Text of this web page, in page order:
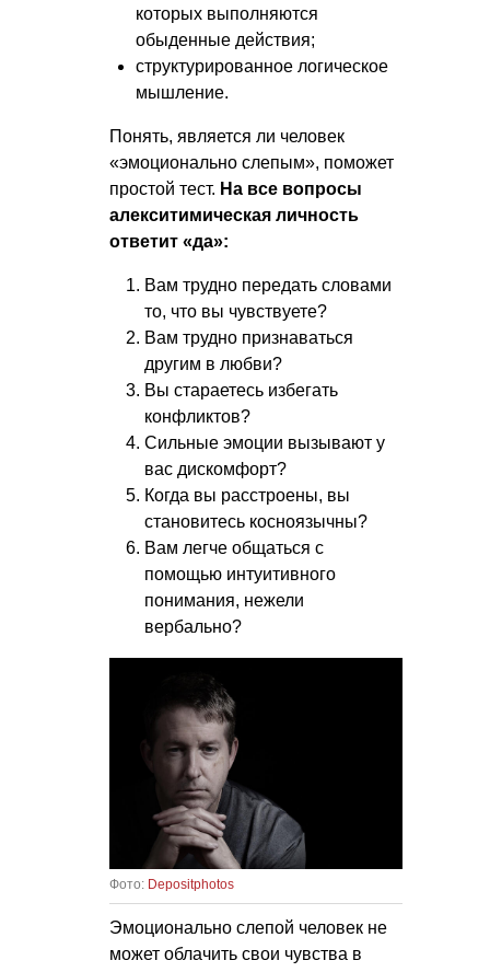
которых выполняются
обыденные действия;
структурированное логическое
мышление.
Понять, является ли человек
«эмоционально слепым», поможет
простой тест. На все вопросы
алекситимическая личность
ответит «да»:
Вам трудно передать словами
то, что вы чувствуете?
Вам трудно признаваться
другим в любви?
Вы стараетесь избегать
конфликтов?
Сильные эмоции вызывают у
вас дискомфорт?
Когда вы расстроены, вы
становитесь косноязычны?
Вам легче общаться с
помощью интуитивного
понимания, нежели
вербально?
Фото: Depositphotos
Эмоционально слепой человек не
может облачить свои чувства в